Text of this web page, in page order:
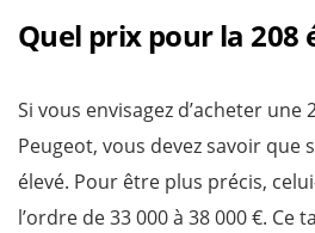
Quel prix pour la 208
Si vous envisagez d’acheter une
Peugeot, vous devez savoir que
élevé. Pour être plus précis,
l’ordre de 33 000 à 38 000 €. Ce